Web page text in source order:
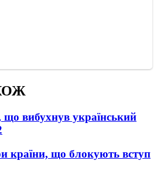
що вибухнув український
країни, що блокують вступ